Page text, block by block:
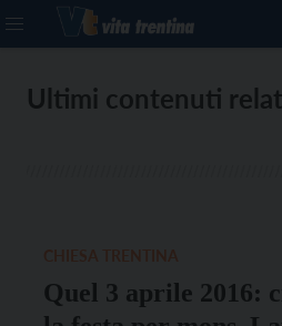
Ultimi contenuti
Quel 3 aprile 2016: